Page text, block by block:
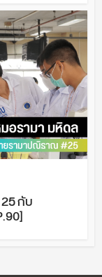
กับ